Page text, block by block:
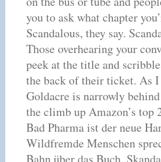
you to ask what chapter
Scandalous, they say.
Those overhearing your
peek at the title and
the back of their ticket. As
Goldacre is narrowly
the climb up Amazon’s top
Bad Pharma ist der neue
Wildfremde Menschen